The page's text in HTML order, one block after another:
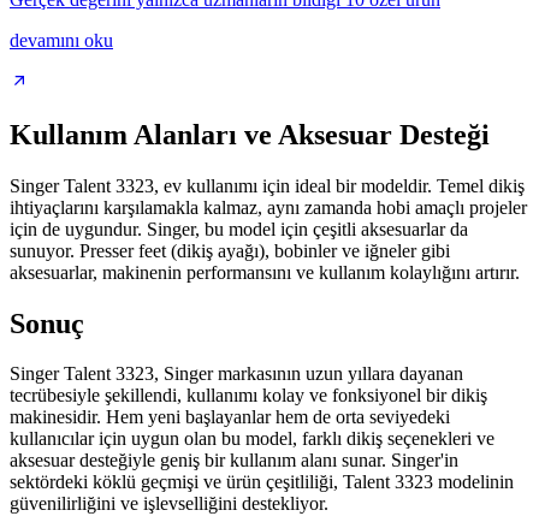
devamını oku
Kullanım Alanları ve Aksesuar Desteği
Singer Talent 3323, ev kullanımı için ideal bir modeldir. Temel dikiş
ihtiyaçlarını karşılamakla kalmaz, aynı zamanda hobi amaçlı projeler
için de uygundur. Singer, bu model için çeşitli aksesuarlar da
sunuyor. Presser feet (dikiş ayağı), bobinler ve iğneler gibi
aksesuarlar, makinenin performansını ve kullanım kolaylığını artırır.
Sonuç
Singer Talent 3323, Singer markasının uzun yıllara dayanan
tecrübesiyle şekillendi, kullanımı kolay ve fonksiyonel bir dikiş
makinesidir. Hem yeni başlayanlar hem de orta seviyedeki
kullanıcılar için uygun olan bu model, farklı dikiş seçenekleri ve
aksesuar desteğiyle geniş bir kullanım alanı sunar. Singer'in
sektördeki köklü geçmişi ve ürün çeşitliliği, Talent 3323 modelinin
güvenilirliğini ve işlevselliğini destekliyor.